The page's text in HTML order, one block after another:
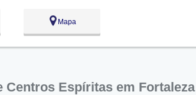
Mapa
Centros Espíritas em Fortaleza